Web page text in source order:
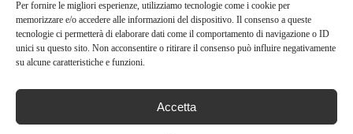
Per fornire le migliori esperienze, utilizziamo tecnologie come i cookie per
memorizzare e/o accedere alle informazioni del dispositivo. Il consenso a queste
tecnologie ci permetterà di elaborare dati come il comportamento di navigazione o ID
unici su questo sito. Non acconsentire o ritirare il consenso può influire negativamente
su alcune caratteristiche e funzioni.
Accetta
RELATED POSTS